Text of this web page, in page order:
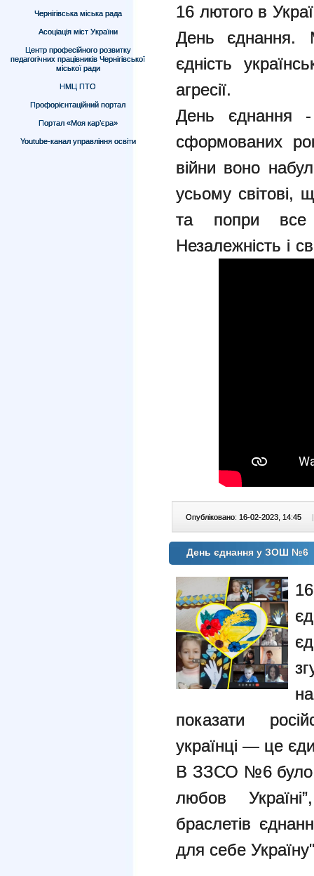
Чернігівська міська рада
Асоціація міст України
Центр професійного розвитку
педагогічних працівників Чернігівської
міської ради
НМЦ ПТО
Профорієнтаційний портал
Портал «Моя кар’єра»
Youtube-канал управління освіти
16 лютого в
День єднання.
єдність
агресії.
День єднання
сформованих
війни воно
усьому світові,
та попри все
Незалежність і
Опубліковано: 16-02-2023, 14:45 |
День єднання у ЗОШ №6
показати
українці — це
В ЗЗСО №6 було
любов
браслетів
для себе